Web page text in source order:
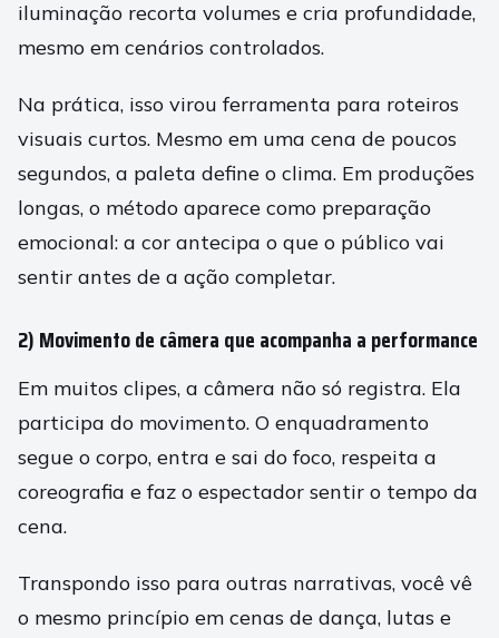
iluminação recorta volumes e cria profundidade,
mesmo em cenários controlados.
Na prática, isso virou ferramenta para roteiros
visuais curtos. Mesmo em uma cena de poucos
segundos, a paleta define o clima. Em produções
longas, o método aparece como preparação
emocional: a cor antecipa o que o público vai
sentir antes de a ação completar.
2) Movimento de câmera que acompanha a performance
Em muitos clipes, a câmera não só registra. Ela
participa do movimento. O enquadramento
segue o corpo, entra e sai do foco, respeita a
coreografia e faz o espectador sentir o tempo da
cena.
Transpondo isso para outras narrativas, você vê
o mesmo princípio em cenas de dança, lutas e